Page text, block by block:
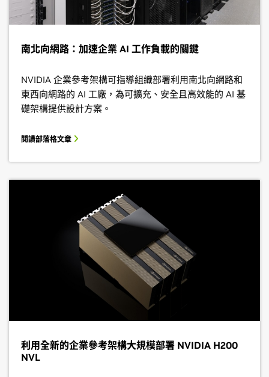
南北向網路：加速企業 AI 工作負載的關鍵
NVIDIA 企業參考架構可指導組織部署利用南北向網路和
東西向網路的 AI 工廠，為可擴充、安全且高效能的 AI 基
礎架構提供設計方案。
閱讀部落格文章
利用全新的企業參考架構大規模部署 NVIDIA H200
NVL